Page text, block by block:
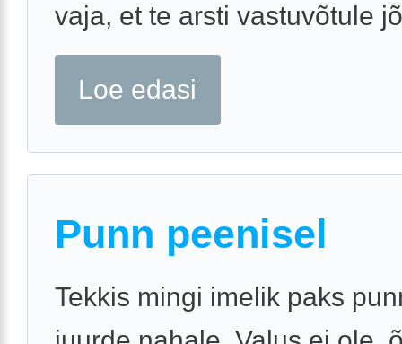
vaja, et te arsti vastuvõtule
Loe edasi
Punn peenisel
Tekkis mingi imelik paks